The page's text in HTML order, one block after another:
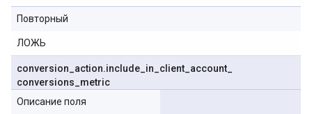
Повторный
ЛОЖЬ
conversion action.include in client account
conversions
metric
Описание поля